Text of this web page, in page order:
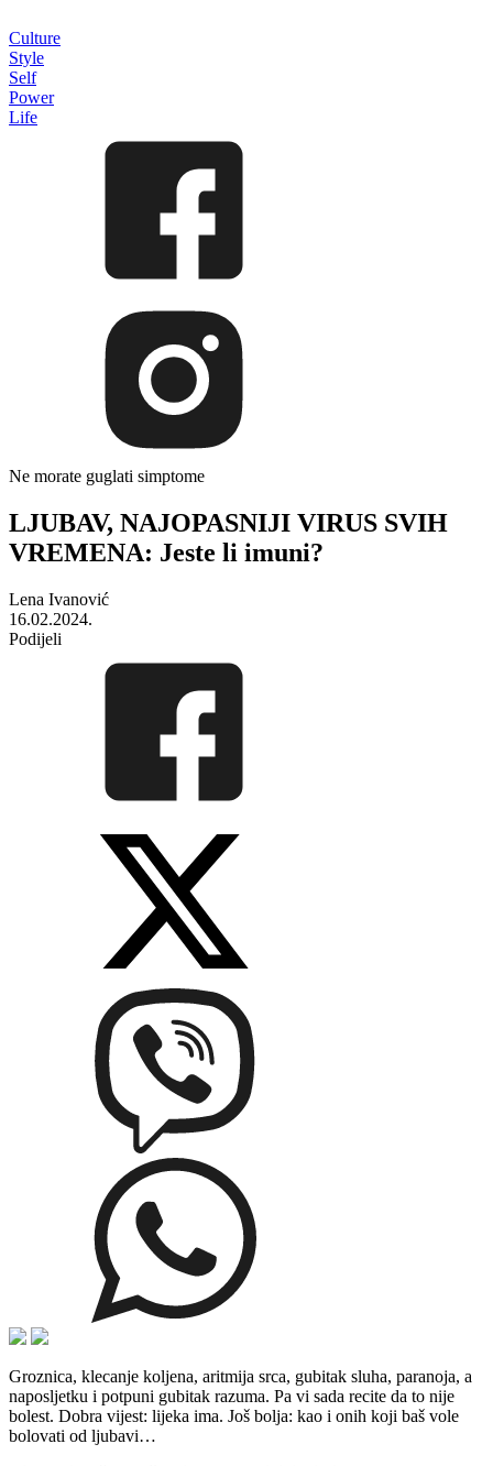
Culture
Style
Self
Power
Life
Ne morate guglati simptome
LJUBAV, NAJOPASNIJI VIRUS SVIH
VREMENA: Jeste li imuni?
Lena Ivanović
16.02.2024.
Podijeli
Groznica, klecanje koljena, aritmija srca, gubitak sluha, paranoja, a
naposljetku i potpuni gubitak razuma. Pa vi sada recite da to nije
bolest. Dobra vijest: lijeka ima. Još bolja: kao i onih koji baš vole
bolovati od ljubavi…